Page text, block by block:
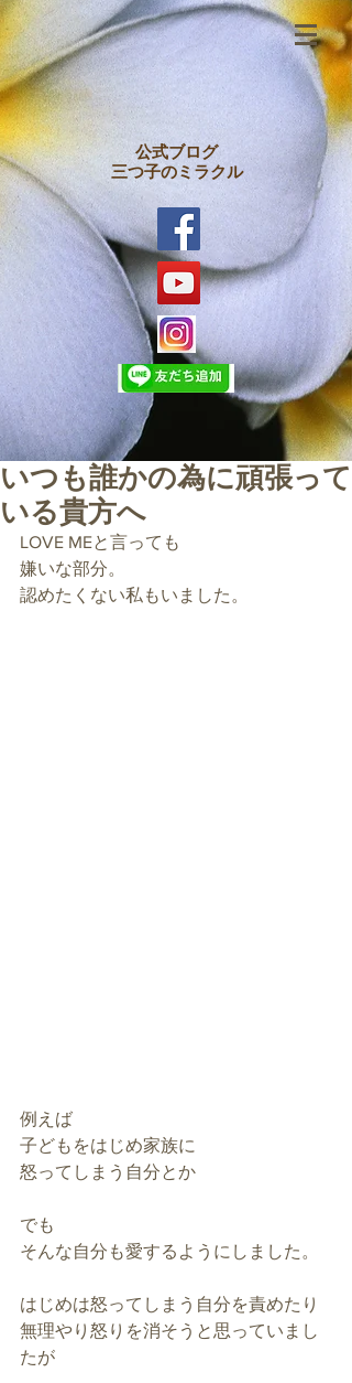
公式ブログ
三つ子のミラクル
いつも誰かの為に頑張って
いる貴方へ
LOVE MEと言っても
嫌いな部分。
認めたくない私もいました。
例えば
子どもをはじめ家族に
怒ってしまう自分とか
でも
そんな自分も愛するようにしました。
はじめは怒ってしまう自分を責めたり
無理やり怒りを消そうと思っていまし
たが